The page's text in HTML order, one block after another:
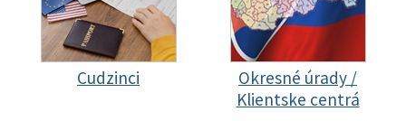
Cudzinci
Okresné úrady /
Klientske centrá